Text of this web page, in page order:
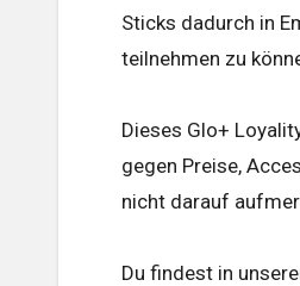
Sticks dadurch in
teilnehmen zu
Dieses Glo+
gegen Preise,
nicht darauf
Du findest in